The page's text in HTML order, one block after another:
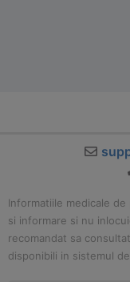
Informatiile medicale
si informare si nu
recomandat sa
disponibili in sistemul